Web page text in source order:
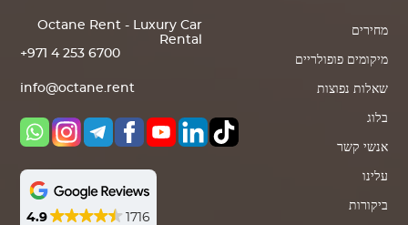
Octane Rent - Luxury Car
Rental
+971 4 253 6700
info@octane.rent
4.9 1716
מחירים
מיקומים פופולריים
שאלות נפוצות
בלוג
אנשי קשר
עלינו
ביקורות